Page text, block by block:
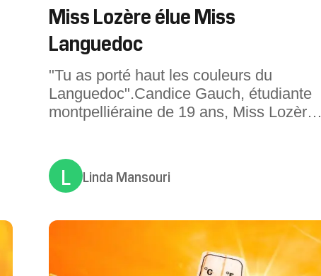
Miss Lozère élue Miss
Languedoc
"Tu as porté haut les couleurs du
Languedoc".Candice Gauch, étudiante
montpelliéraine de 19 ans, Miss Lozère,
face à 13 autres candidates, vendredi, à
Beaucaire (Gard). Elle représentera donc
L Linda Mansouri